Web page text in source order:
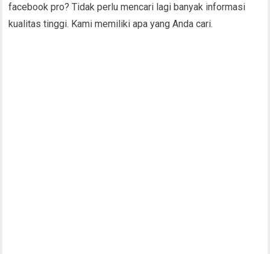
facebook pro? Tidak perlu mencari lagi banyak informasi
kualitas tinggi. Kami memiliki apa yang Anda cari.